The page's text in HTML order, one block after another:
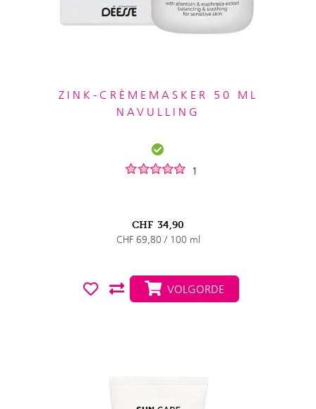
ZINK-CRÈMEMASKER 50 ML
NAVULLING
1
CHF 34,90
CHF 69,80 / 100 ml
VOLGORDE